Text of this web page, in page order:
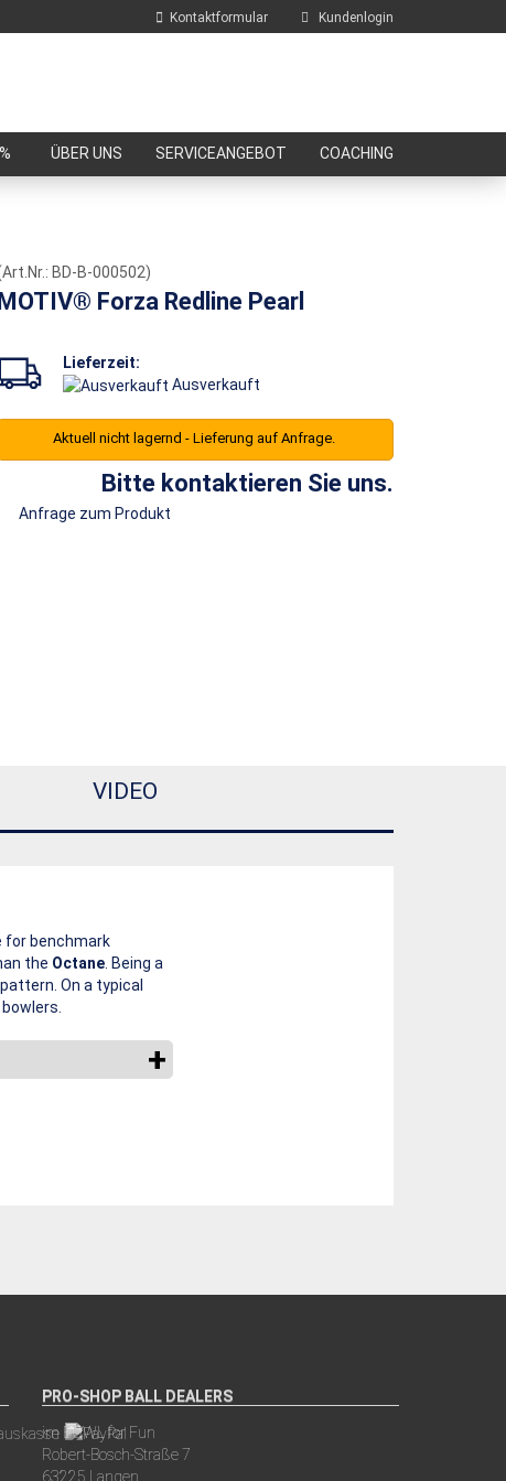
Kontaktformular Kundenlogin
E-Mail
Passwort vergessen?
ÜBER UNS SERVICEANGEBOT COACHING
BD-B-000502)
Forza Redline Pearl
Lieferzeit:
Ausverkauft
Aktuell nicht lagernd - Lieferung auf Anfrage.
Bitte kontaktieren Sie uns.
Anfrage zum Produkt
VIDEO
for benchmark
the Octane . Being a
On a typical
PRO-SHOP BALL DEALERS
im BOWL for Fun
Robert-Bosch-Straße 7
63225 Langen